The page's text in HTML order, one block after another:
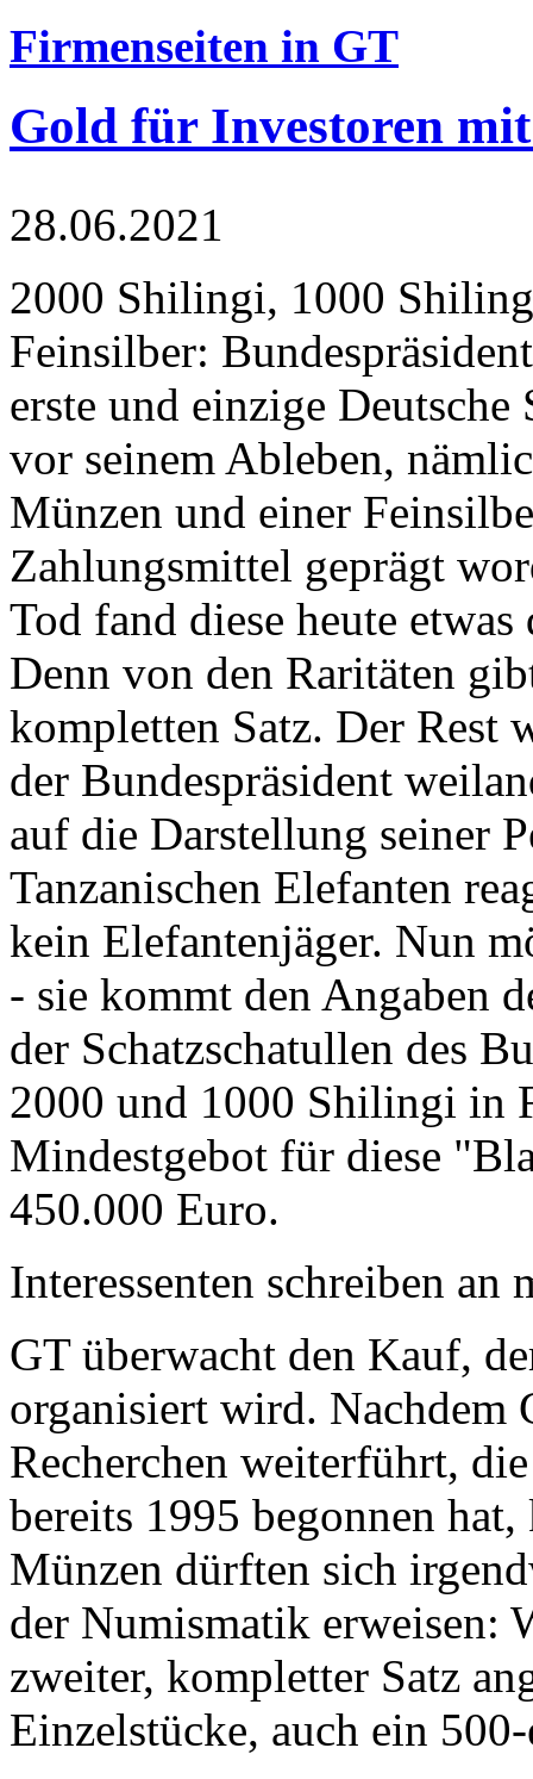
Firmenseiten in GT
Gold für Investoren
28.06.2021
2000 Shilingi, 1000
Feinsilber:
erste und einzige Deutsche
vor seinem Ableben,
Münzen und einer
Zahlungsmittel geprägt
Tod fand diese heute
Denn von den Raritäten
kompletten Satz. Der Rest
der Bundespräsident
auf die Darstellung seiner
Tanzanischen Elefanten
kein Elefantenjäger. Nun
- sie kommt den Angaben
der Schatzschatullen des
2000 und 1000 Shilingi in
Mindestgebot für diese
450.000 Euro.
Interessenten schreiben
GT überwacht den Kauf,
organisiert wird. Nachdem
Recherchen weiterführt,
bereits 1995 begonnen
Münzen dürften sich
der Numismatik erweisen:
zweiter, kompletter Satz
Einzelstücke, auch ein